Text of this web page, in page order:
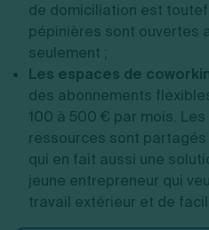
de domiciliation est
pépinières sont ouvertes
seulement ;
Les espaces de
des abonnements
100 à 500 € par mois.
ressources sont
qui en fait aussi une
jeune entrepreneur qui
travail extérieur et de